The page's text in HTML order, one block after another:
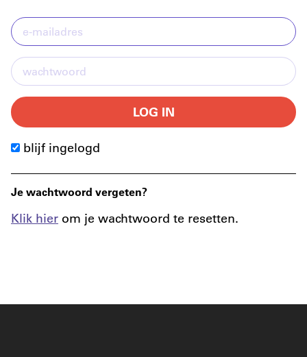
LOG IN
blijf ingelogd
Je wachtwoord vergeten?
Klik hier om je wachtwoord te resetten.